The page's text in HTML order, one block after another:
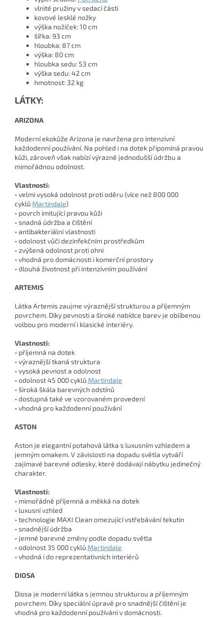
vlnité pružiny v sedací části
kovové lesklé nožky
výška nožiček: 10 cm
šířka: 93 cm
hloubka: 87 cm
výška: 80 cm
hloubka sedu: 53 cm
výška sedu: 42 cm
hmotnost: 32 kg
LÁTKY:
ARIZONA
Moderní ekokůže Arizona je navržena pro intenzivní
každodenní používání. Na pohled i na dotek připomíná pravou
kůži, zároveň však nabízí výrazně jednodušší údržbu a
mimořádnou odolnost.
Vlastnosti:
• velmi vysoká odolnost proti oděru (více než 800 000
cyklů Martindale)
• povrch imitující pravou kůži
• snadná údržba a čištění
• antibakteriální vlastnosti
• odolnost vůči dezinfekčním prostředkům
• zvýšená odolnost proti ohni
• vhodná pro domácnosti i komerční prostory
• dlouhá životnost při intenzivním používání
ARTEMIS
Látka Artemis zaujme výraznější strukturou a příjemným
povrchem. Díky pevnosti a široké nabídce barev je oblíbenou
volbou pro moderní i klasické interiéry.
Vlastnosti:
• příjemná na dotek
• výraznější tkaná struktura
• vysoká pevnost a odolnost
• odolnost 45 000 cyklů Martindale
• široká škála barevných odstínů
• dostupná také ve vzorovaném provedení
• vhodná pro každodenní používání
ASTON
Aston je elegantní potahová látka s luxusním vzhledem a
jemným omakem. V závislosti na dopadu světla vytváří
zajímavé barevné odlesky, které dodávají nábytku jedinečný
charakter.
Vlastnosti:
• mimořádně příjemná a měkká na dotek
• luxusní vzhled
• technologie MAXI Clean omezující vstřebávání tekutin
• snadnější údržba
• jemné barevné změny podle dopadu světla
• odolnost 35 000 cyklů Martindale
• vhodná i do reprezentativních interiérů
DIOSA
Diosa je moderní látka s jemnou strukturou a příjemným
povrchem. Díky speciální úpravě pro snadnější čištění je
vhodná pro každodenní používání v domácnosti.